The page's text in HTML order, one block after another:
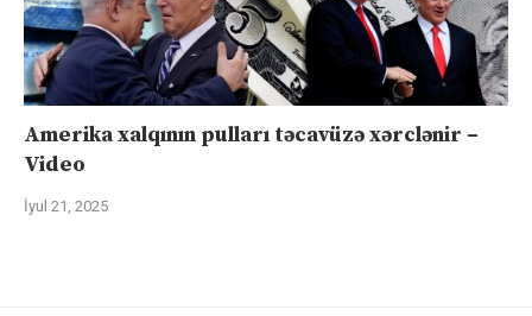
Amerika xalqının pulları təcavüzə xərclənir –
Video
İyul 21, 2025